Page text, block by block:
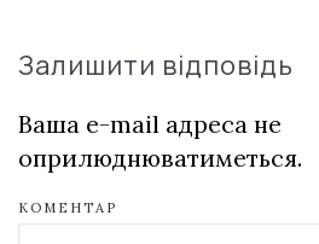
Залишити відповідь
Ваша e-mail адреса не
оприлюднюватиметься.
КОМЕНТАР